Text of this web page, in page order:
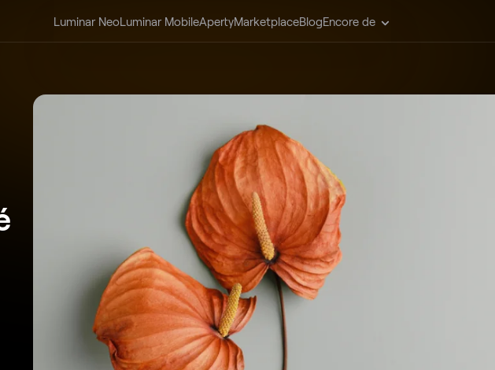
Luminar NeoLuminar MobileApertyMarketplaceBlogEncore de